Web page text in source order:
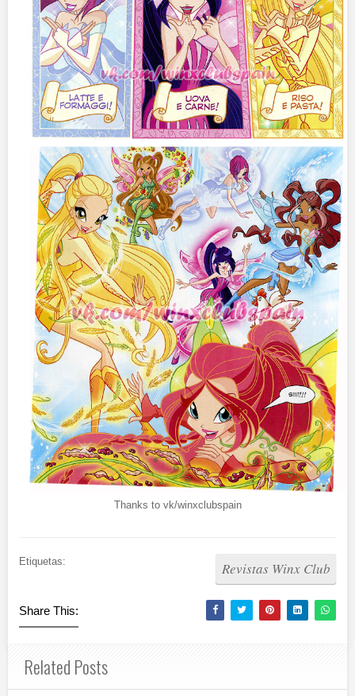
Thanks to vk/winxclubspain
Etiquetas: Revistas Winx Club
Share This:
Related Posts